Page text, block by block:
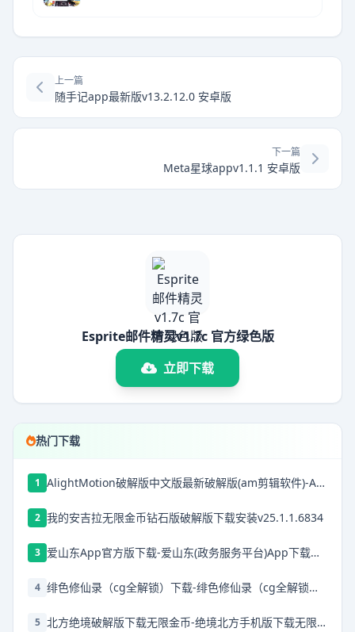
上一篇
随手记app最新版v13.2.12.0 安卓版
下一篇
Meta星球appv1.1.1 安卓版
Esprite邮件精灵v1.7c 官方绿色版
立即下载
热门下载
1 AlightMotion破解版中文版最新破解版(am剪辑软件)-AlightMotion中文版下载破解版v5.0.272.1028368
2 我的安吉拉无限金币钻石版破解版下载安装v25.1.1.6834
3 爱山东App官方版下载-爱山东(政务服务平台)App下载安装 v5.1.0安卓版
4 绯色修仙录（cg全解锁）下载-绯色修仙录（cg全解锁）安卓下载
5 北方绝境破解版下载无限金币-绝境北方手机版下载无限金币v2.00.20无限兵力版